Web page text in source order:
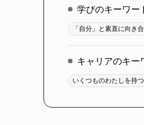
学びのキーワー
「自分」と素直に向き
キャリアのキー
いくつものわたしを持